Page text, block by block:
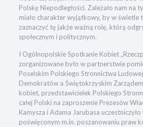
Polskę Niepodległości. Zależało nam na
miało charakter wyjątkowy, by w świetle
zaznaczyć tę jakże ważną rolę, którą
społecznym i politycznym.
I Ogólnopolskie Spotkanie Kobiet
zorganizowane było w partnerstwie
Poselskim Polskiego Stronnictwa
Demokratów a Świętokrzyskim Zarządem
kobiet, przedstawicielek Polskiego
całej Polski na zaproszenie Prezesów
Kamysza i Adama Jarubasa
poświęconym m.in. poszanowaniu praw